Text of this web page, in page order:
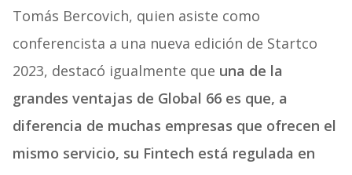
Tomás Bercovich, quien asiste como
conferencista a una nueva edición de Startco
2023, destacó igualmente que una de la
grandes ventajas de Global 66 es que, a
diferencia de muchas empresas que ofrecen el
mismo servicio, su Fintech está regulada en